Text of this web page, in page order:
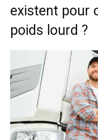
existent pour
poids lourd ?